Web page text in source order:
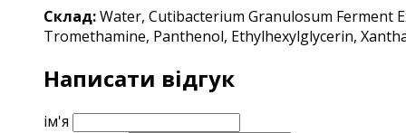
Склад:Water, Cutibacterium Granulosum Ferment
Tromethamine, Panthenol, Ethylhexylglycerin,
Написати відгук
ім'я